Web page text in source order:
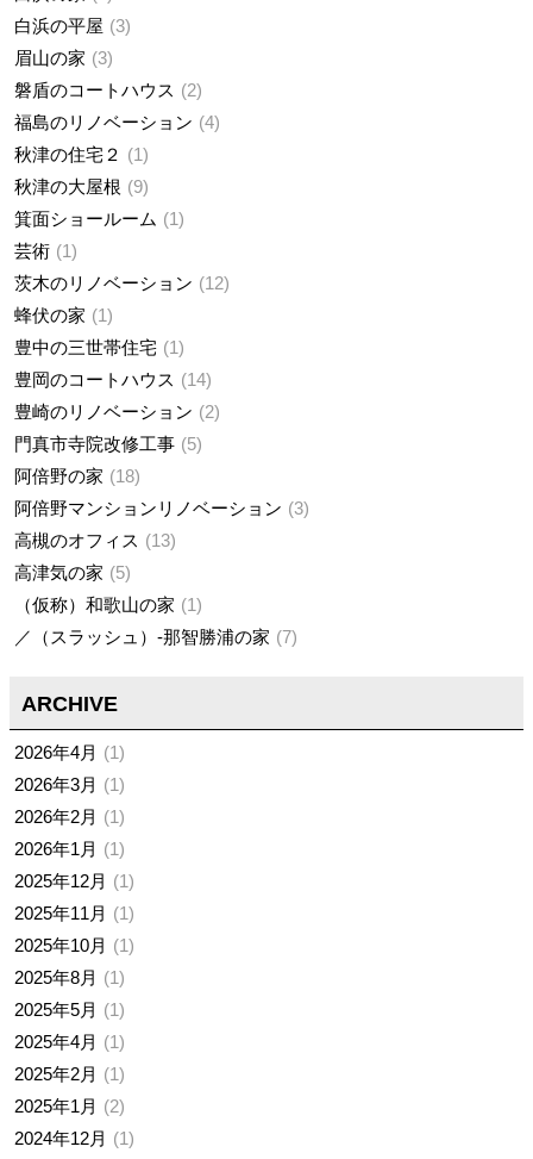
白浜の平屋
3
眉山の家
3
磐盾のコートハウス
2
福島のリノベーション
4
秋津の住宅２
1
秋津の大屋根
9
箕面ショールーム
1
芸術
1
茨木のリノベーション
12
蜂伏の家
1
豊中の三世帯住宅
1
豊岡のコートハウス
14
豊崎のリノベーション
2
門真市寺院改修工事
5
阿倍野の家
18
阿倍野マンションリノベーション
3
高槻のオフィス
13
高津気の家
5
（仮称）和歌山の家
1
／（スラッシュ）-那智勝浦の家
7
ARCHIVE
2026年4月
1
2026年3月
1
2026年2月
1
2026年1月
1
2025年12月
1
2025年11月
1
2025年10月
1
2025年8月
1
2025年5月
1
2025年4月
1
2025年2月
1
2025年1月
2
2024年12月
1